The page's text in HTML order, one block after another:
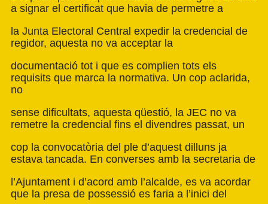
a signar el certificat que havia de permetre a
la Junta Electoral Central expedir la credencial de
regidor, aquesta no va acceptar la
documentació tot i que es complien tots els
requisits que marca la normativa. Un cop aclarida,
no
sense dificultats, aquesta qüestió, la JEC no va
remetre la credencial fins el divendres passat, un
cop la convocatòria del ple d’aquest dilluns ja
estava tancada. En converses amb la secretaria de
l’Ajuntament i d’acord amb l’alcalde, es va acordar
que la presa de possessió es faria a l’inici del